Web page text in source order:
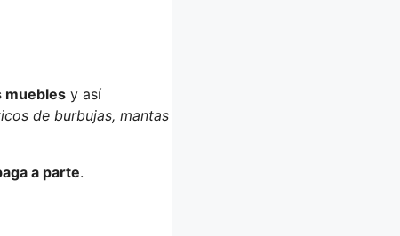
muebles y así
de burbujas, mantas
a parte.